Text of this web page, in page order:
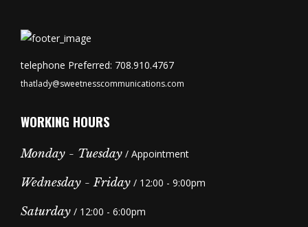
telephone Preferred: 708.910.4767
thatlady@sweetnesscommunications.com
WORKING HOURS
Monday - Tuesday / Appointment
Wednesday - Friday / 12:00 - 9:00pm
Saturday / 12:00 - 6:00pm